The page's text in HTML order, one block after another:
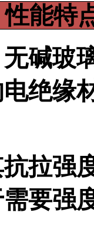
能特
碱玻
绝缘
拉强
要强